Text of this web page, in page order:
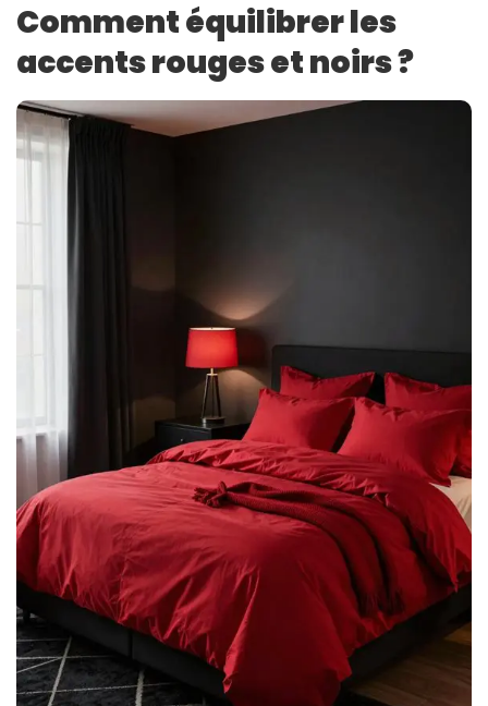
Comment équilibrer les
accents rouges et noirs ?